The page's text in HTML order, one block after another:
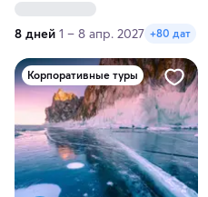
весеннее путешествие
8 дней 1 – 8 апр. 2027 +80 дат
Корпоративные туры